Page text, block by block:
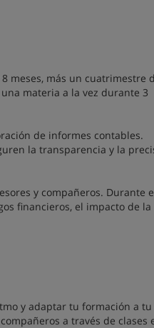
meses, más un cuatrimestre
materia a la vez durante 3
de informes contables.
la transparencia y la
y compañeros. Durante
financieros, el impacto de la
y adaptar tu formación a
a través de clases